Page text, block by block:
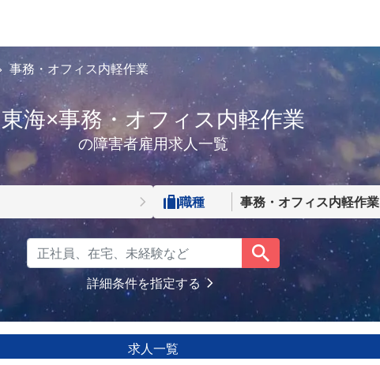
事務・オフィス内軽作業
東海×事務・オフィス内軽作業
の障害者雇用求人一覧
職種 事務・オフィス内軽作業
詳細条件を指定する
求人一覧